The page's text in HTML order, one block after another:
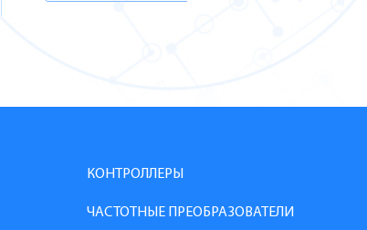
КОНТРОЛЛЕРЫ
ЧАСТОТНЫЕ ПРЕОБРАЗОВАТЕЛИ